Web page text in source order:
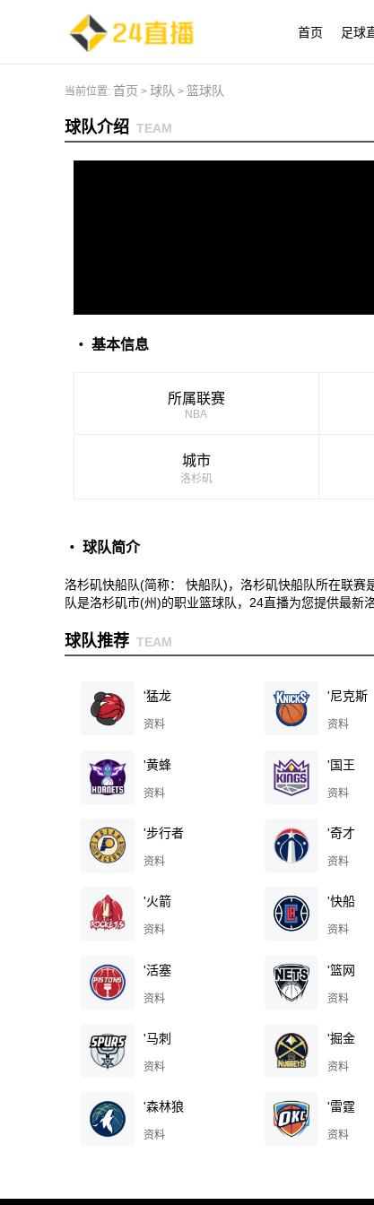
首页 足球
当前位置: 首页 > 球队 > 篮球队
球队介绍 TEAM
・ 基本信息
所属联赛
NBA
城市
洛杉矶
・ 球队简介
洛杉矶快船队(简称： 快船队)，洛杉矶快船队所在联赛
队是洛杉矶市(州)的职业篮球队，24直播为您提供最新
球队推荐 TEAM
'猛龙
资料
'尼克斯
资料
'黄蜂
资料
'国王
资料
'步行者
资料
'奇才
资料
'火箭
资料
'快船
资料
'活塞
资料
'篮网
资料
'马刺
资料
'掘金
资料
'森林狼
资料
'雷霆
资料